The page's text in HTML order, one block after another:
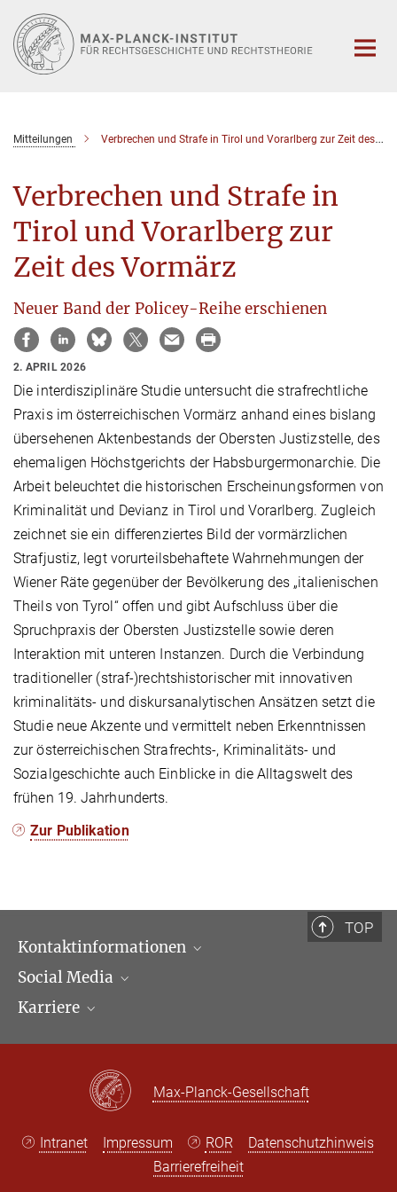
Hauptinhalt
Mitteilungen Verbrechen und Strafe in Tirol und Vorarlberg zur Zeit des Vormärz
Verbrechen und Strafe in
Tirol und Vorarlberg zur
Zeit des Vormärz
Neuer Band der Policey-Reihe erschienen
2. APRIL 2026
Die interdisziplinäre Studie untersucht die strafrechtliche
Praxis im österreichischen Vormärz anhand eines bislang
übersehenen Aktenbestands der Obersten Justizstelle, des
ehemaligen Höchstgerichts der Habsburgermonarchie. Die
Arbeit beleuchtet die historischen Erscheinungsformen von
Kriminalität und Devianz in Tirol und Vorarlberg. Zugleich
zeichnet sie ein differenziertes Bild der vormärzlichen
Strafjustiz, legt vorurteilsbehaftete Wahrnehmungen der
Wiener Räte gegenüber der Bevölkerung des „italienischen
Theils von Tyrol“ offen und gibt Aufschluss über die
Spruchpraxis der Obersten Justizstelle sowie deren
Interaktion mit unteren Instanzen. Durch die Verbindung
traditioneller (straf-)rechtshistorischer mit innovativen
kriminalitäts- und diskursanalytischen Ansätzen setzt die
Studie neue Akzente und vermittelt neben Erkenntnissen
zur österreichischen Strafrechts-, Kriminalitäts- und
Sozialgeschichte auch Einblicke in die Alltagswelt des
frühen 19. Jahrhunderts.
Zur Publikation
TOP
Kontaktinformationen
Öffnungszeiten & Anfahrt
Ansprechpartner*innen
Social Media
LinkedIn
Karriere
Max Planck Law
Max-Planck-Gesellschaft
Intranet Impressum ROR
Datenschutzhinweis
Barrierefreiheit